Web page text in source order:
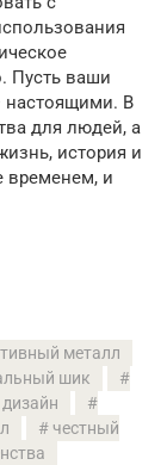
Пусть ваши
настоящими. В
для людей, а
история и
временем, и
металл
шик
честный